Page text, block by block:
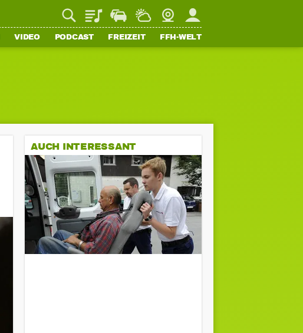
PlaylistStaupilotWetterWebcamMein FFH
VIDEO PODCAST FREIZEIT FFH-WELT
AUCH INTERESSANT